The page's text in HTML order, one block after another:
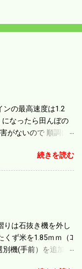
ンの最高速度は1.2
なったら田んぼの
がないので 順調に
幅は約2ｍだから
。 実際は回転した
どのバランスの問
る。 というより買
なく手が出せ 無か
続きを読む
りは石抜き機を外し
くず米を1.85ｍｍ（ｺ
別機(手前）を追加す